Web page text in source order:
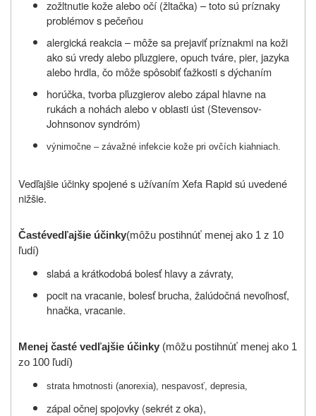
zožltnutie kože alebo očí (žltačka) – toto sú príznaky
problémov s pečeňou
alergická reakcia – môže sa prejaviť príznakmi na koži
ako sú vredy alebo pľuzgiere, opuch tváre, pier, jazyka
alebo hrdla, čo môže spôsobiť ťažkosti s dýchaním
horúčka, tvorba pľuzgierov alebo zápal hlavne na
rukách a nohách alebo v oblasti úst (Stevensov-
Johnsonov syndróm)
výnimočne – závažné infekcie kože pri ovčích kiahniach.
Vedľajšie účinky spojené s užívaním Xefa Rapid sú uvedené
nižšie.
Častévedľajšie účinky(môžu postihnúť menej ako 1 z 10
ľudí)
slabá a krátkodobá bolesť hlavy a závraty,
pocit na vracanie, bolesť brucha, žalúdočná nevoľnosť,
hnačka, vracanie.
Menej časté vedľajšie účinky (môžu postihnúť menej ako 1
zo 100 ľudí)
strata hmotnosti (anorexia), nespavosť, depresia,
zápal očnej spojovky (sekrét z oka),